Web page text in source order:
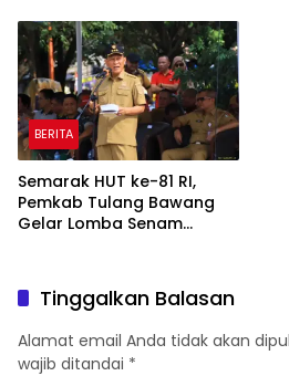
Pembangunan
BERITA
Semarak HUT ke-81 RI,
Pemkab Tulang Bawang
Gelar Lomba Senam
Tinggalkan Balasan
Alamat email Anda tidak akan
wajib ditandai *